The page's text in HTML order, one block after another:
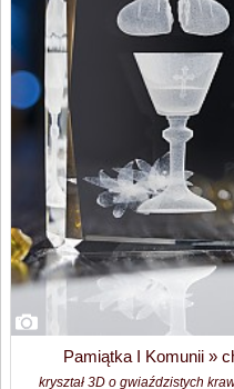
Pamiątka I Komunii »
kryształ 3D o gwiaździstych